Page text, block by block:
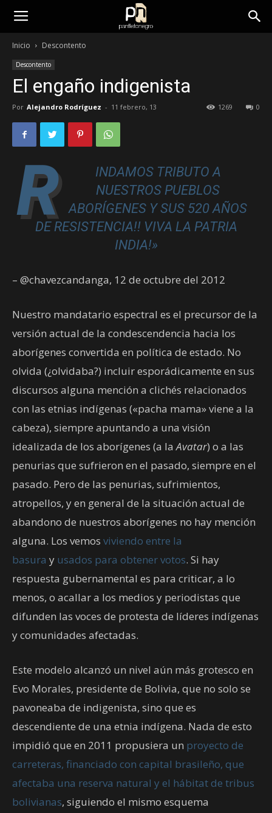
panfletonegro
Inicio Descontento
Descontento
El engaño indigenista
Por Alejandro Rodríguez - 11 febrero, 13 0
1269
R
INDAMOS TRIBUTO A
NUESTROS PUEBLOS
ABORÍGENES Y SUS 520 AÑOS
DE RESISTENCIA!! VIVA LA PATRIA
INDIA!»
– @chavezcandanga, 12 de octubre del 2012
Nuestro mandatario espectral es el precursor de la
versión actual de la condescendencia hacia los
aborígenes convertida en política de estado. No
olvida (¿olvidaba?) incluir esporádicamente en sus
discursos alguna mención a clichés relacionados
con las etnias indígenas («pacha mama» viene a la
cabeza), siempre apuntando a una visión
idealizada de los aborígenes (a laAvatar) o a las
penurias que sufrieron en el pasado, siempre en el
pasado. Pero de las penurias, sufrimientos,
atropellos, y en general de la situación actual de
abandono de nuestros aborígenes no hay mención
alguna. Los vemos viviendo entre la
basura y usados para obtener votos. Si hay
respuesta gubernamental es para criticar, a lo
menos, o acallar a los medios y periodistas que
difunden las voces de protesta de líderes indígenas
y comunidades afectadas.
Este modelo alcanzó un nivel aún más grotesco en
Evo Morales, presidente de Bolivia, que no solo se
pavoneaba de indigenista, sino que es
descendiente de una etnia indígena. Nada de esto
impidió que en 2011 propusiera un proyecto de
carreteras, financiado con capital brasileño, que
afectaba una reserva natural y el hábitat de tribus
bolivianas, siguiendo el mismo esquema